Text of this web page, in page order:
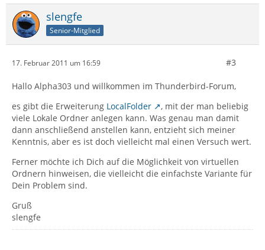
slengfe
Senior-Mitglied
17. Februar 2011 um 16:59 #3
Hallo Alpha303 und willkommen im Thunderbird-Forum,
es gibt die Erweiterung LocalFolder
, mit der man beliebig
viele Lokale Ordner anlegen kann. Was genau man damit
dann anschließend anstellen kann, entzieht sich meiner
Kenntnis, aber es ist doch vielleicht mal einen Versuch wert.
Ferner möchte ich Dich auf die Möglichkeit von virtuellen
Ordnern hinweisen, die vielleicht die einfachste Variante für
Dein Problem sind.
Gruß
slengfe